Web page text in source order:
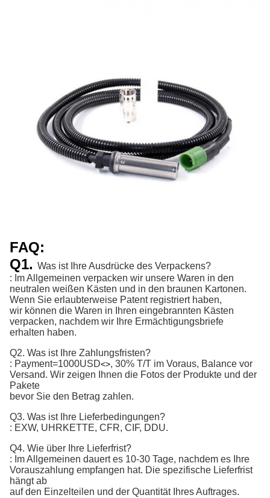
FAQ:
Q1. Was ist Ihre Ausdrücke des Verpackens?
: Im Allgemeinen verpacken wir unsere Waren in den
neutralen weißen Kästen und in den braunen Kartonen.
Wenn Sie erlaubterweise Patent registriert haben,
wir können die Waren in Ihren eingebrannten Kästen
verpacken, nachdem wir Ihre Ermächtigungsbriefe
erhalten haben.
Q2. Was ist Ihre Zahlungsfristen?
: Payment=1000USD<>, 30% T/T im Voraus, Balance vor
Versand. Wir zeigen Ihnen die Fotos der Produkte und der
Pakete
bevor Sie den Betrag zahlen.
Q3. Was ist Ihre Lieferbedingungen?
: EXW, UHRKETTE, CFR, CIF, DDU.
Q4. Wie über Ihre Lieferfrist?
: Im Allgemeinen dauert es 10-30 Tage, nachdem es Ihre
Vorauszahlung empfangen hat. Die spezifische Lieferfrist
hängt ab
auf den Einzelteilen und der Quantität Ihres Auftrages.